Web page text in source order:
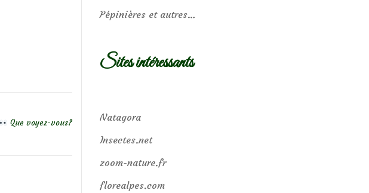
Que voyez-vous?
Pépinières et autres…
Sites intéressants
Natagora
Insectes.net
zoom-nature.fr
florealpes.com